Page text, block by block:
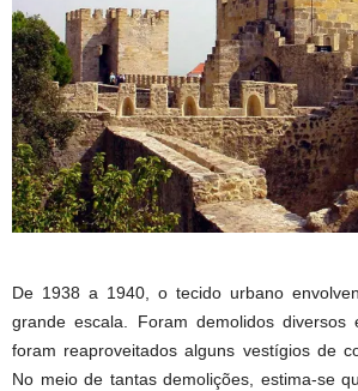
De 1938 a 1940, o tecido urbano
grande escala. Foram demolidos
foram reaproveitados alguns vestígios de
No meio de tantas demolições, estima-se